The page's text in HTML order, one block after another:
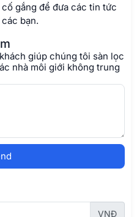
gắng để đưa các tin tức
bạn.
giúp chúng tôi sàn lọc
nhà môi giới không trung
VNĐ